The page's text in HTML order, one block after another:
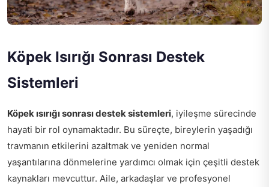
Köpek Isırığı Sonrası Destek
Sistemleri
Köpek ısırığı sonrası destek sistemleri, iyileşme sürecinde
hayati bir rol oynamaktadır. Bu süreçte, bireylerin yaşadığı
travmanın etkilerini azaltmak ve yeniden normal
yaşantılarına dönmelerine yardımcı olmak için çeşitli destek
kaynakları mevcuttur. Aile, arkadaşlar ve profesyonel